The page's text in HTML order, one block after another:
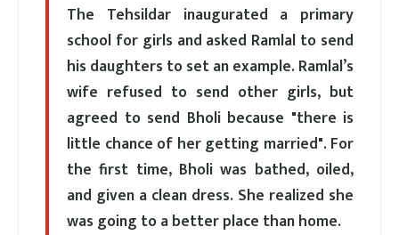
The Tehsildar inaugurated a primary
school for girls and asked Ramlal to send
his daughters to set an example. Ramlal’s
wife refused to send other girls, but
agreed to send Bholi because "there is
little chance of her getting married". For
the first time, Bholi was bathed, oiled,
and given a clean dress. She realized she
was going to a better place than home.